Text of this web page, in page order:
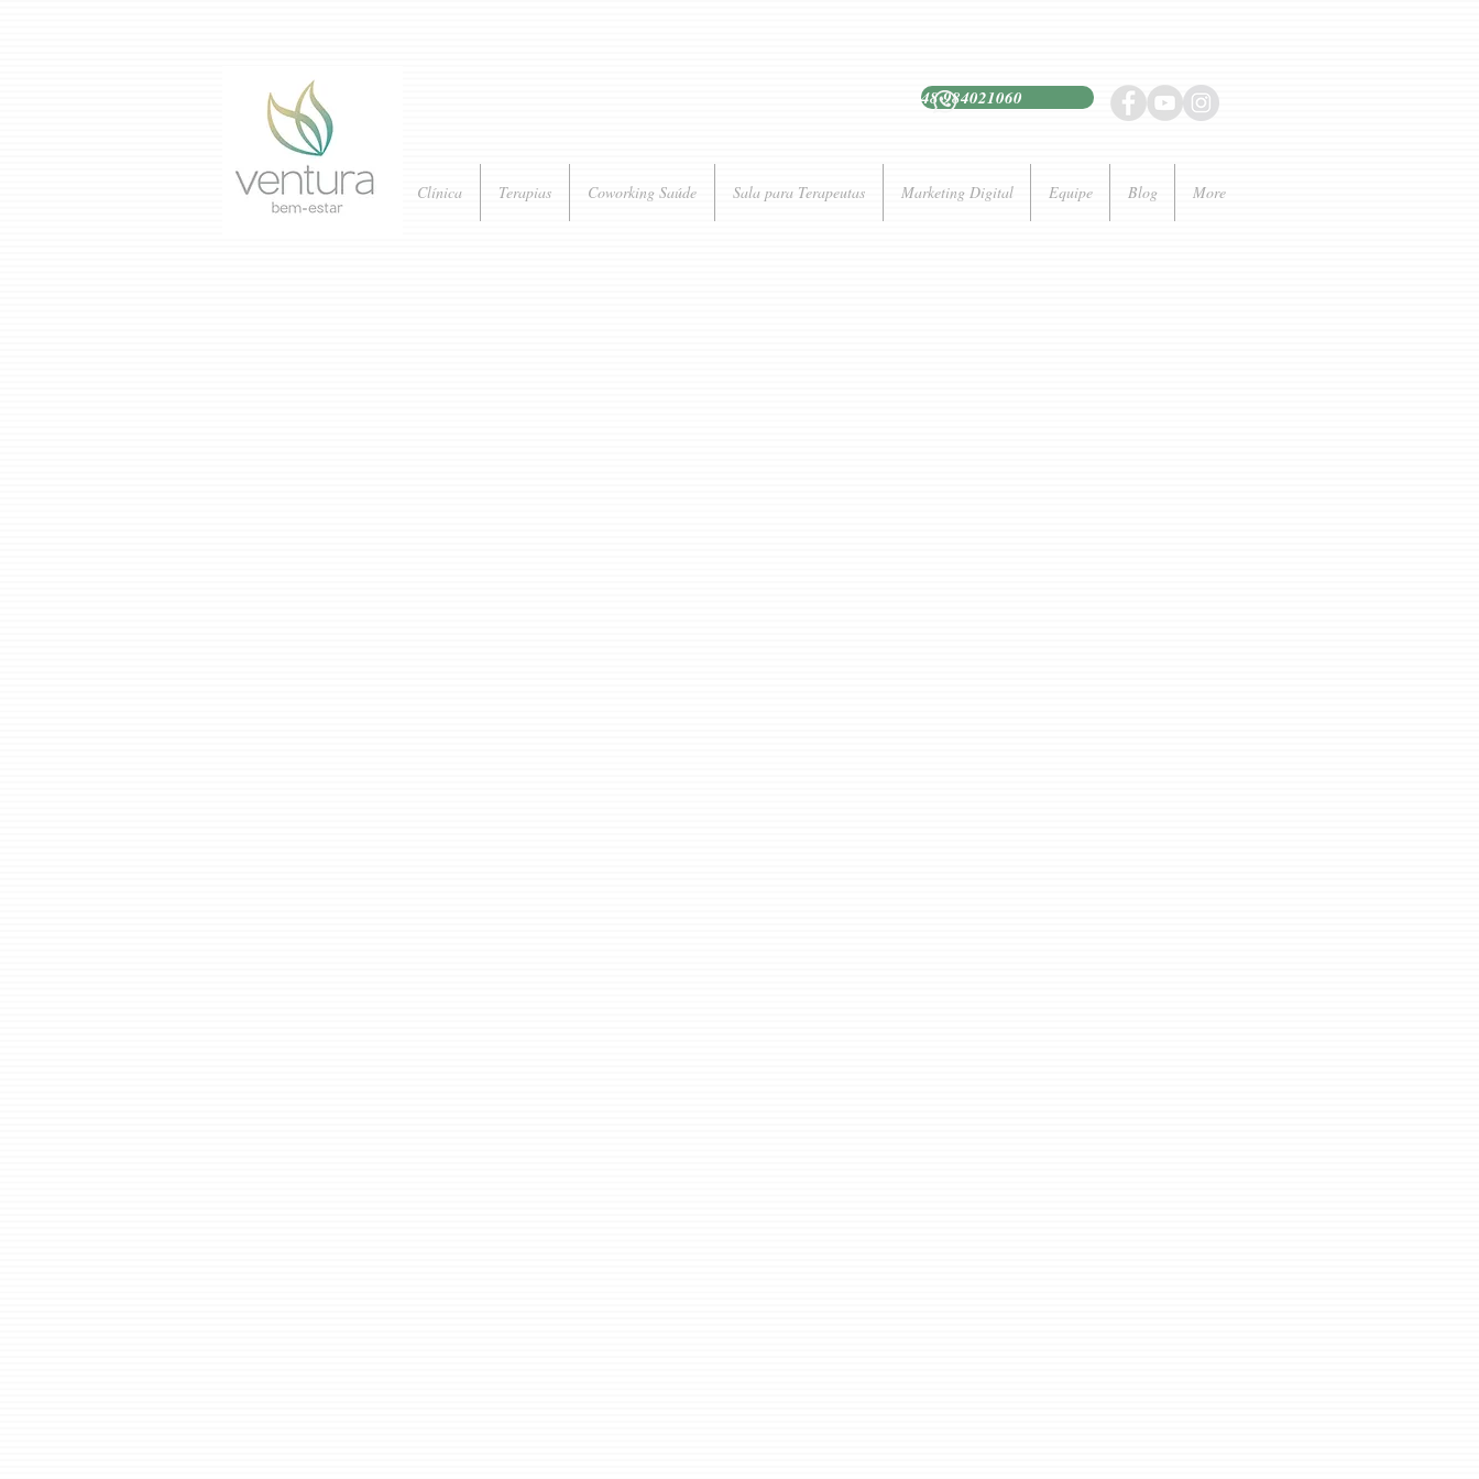
Clínica Terapias Coworking Saúde Sala para Terapeutas Marketing Digital Equipe Blog More
48 984021060